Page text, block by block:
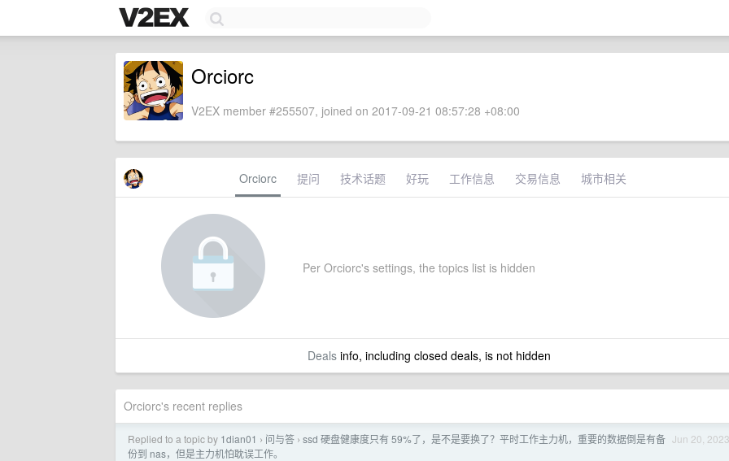
Orciorc
V2EX member #255507, joined on 2017-09-21 08:57:28 +08:00
Orciorc 提问 技术话题 好玩 工作信息 交易信息 城市相关
Per Orciorc's settings, the topics list is hidden
Dealsinfo, including closed deals, is not hidden
Orciorc's recent replies
Jun 20, 2023
Replied to a topic by 1dian01 › 问与答 › ssd 硬盘健康度只有 59%了，是不是要换了？平时工作主力机，重要的数据倒是有备
份到 nas，但是主力机怕耽误工作。